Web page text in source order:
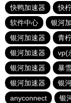
快鸭加速器
快
软件中心
银河
银河加速器
青
银河加速器
vp(
银河加速器
暴
银河加速器
银
anyconnect
银